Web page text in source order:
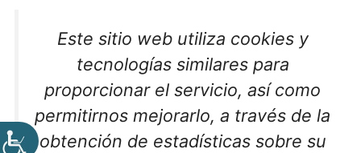
Este sitio web utiliza cookies y
tecnologías similares para
proporcionar el servicio, así como
permitirnos mejorarlo, a través de la
obtención de estadísticas sobre su